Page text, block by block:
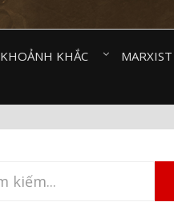
KHOẢNH KHẮC⠀
MARXIST⠀